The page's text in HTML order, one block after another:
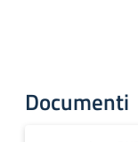
Documenti